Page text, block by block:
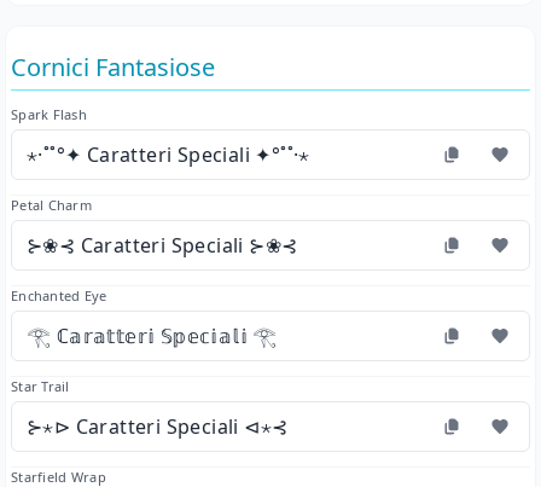
Cornici Fantasiose
Spark Flash
⋆·˚˚°✦ Caratteri Speciali ✦°˚˚·⋆
Petal Charm
⊱❀⊰ Caratteri Speciali ⊱❀⊰
Enchanted Eye
𓂀 ℂ𝕒𝕣𝕒𝕥𝕥𝕖𝕣𝕚 𝕊𝕡𝕖𝕔𝕚𝕒𝕝𝕚 𓂀
Star Trail
⊱⋆⊳ Caratteri Speciali ⊲⋆⊰
Starfield Wrap